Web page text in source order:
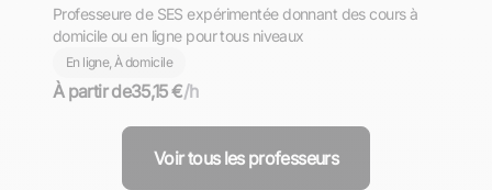
Professeure de SES expérimentée donnant des cours à
domicile ou en ligne pour tous niveaux
En ligne, À domicile
À partir de35,15 €/h
Voir tous les professeurs